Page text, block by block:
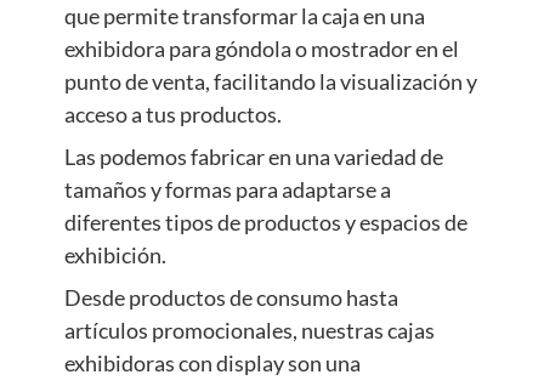
que permite transformar la caja en una
exhibidora para góndola o mostrador en el
punto de venta, facilitando la visualización y
acceso a tus productos.
Las podemos fabricar en una variedad de
tamaños y formas para adaptarse a
diferentes tipos de productos y espacios de
exhibición.
Desde productos de consumo hasta
artículos promocionales, nuestras cajas
exhibidoras con display son una